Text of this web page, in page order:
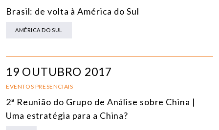
Brasil: de volta à América do Sul
AMÉRICA DO SUL
19 OUTUBRO 2017
EVENTOS PRESENCIAIS
2ª Reunião do Grupo de Análise sobre China |
Uma estratégia para a China?